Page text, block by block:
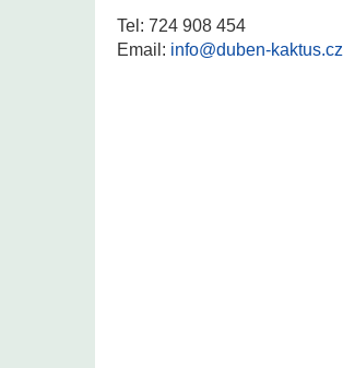
Tel: 724 908 454
Email: info@duben-kaktus.cz